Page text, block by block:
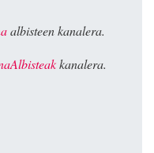
albisteen kanalera.
kanalera.